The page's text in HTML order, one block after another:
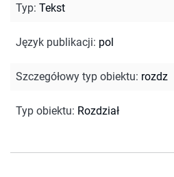
Typ: Tekst
Język publikacji: pol
Szczegółowy typ obiektu: rozdz
Typ obiektu: Rozdział